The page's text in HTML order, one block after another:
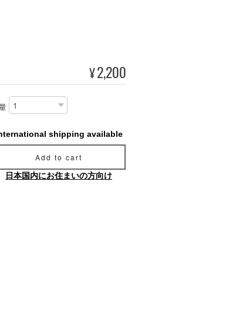
¥2,200
shipping available
Add to cart
日本国内にお住まいの方向け